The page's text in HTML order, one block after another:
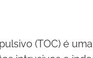
(TOC) é